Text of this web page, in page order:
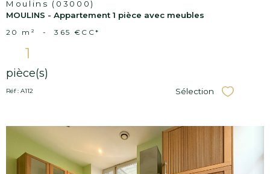
Moulins (03000)
MOULINS - Appartement 1 pièce avec meubles
20 m² - 365 € CC*
1
pièce(s)
Réf : A112 Sélection Sélectionner